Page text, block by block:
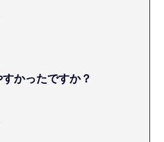
かったですか？